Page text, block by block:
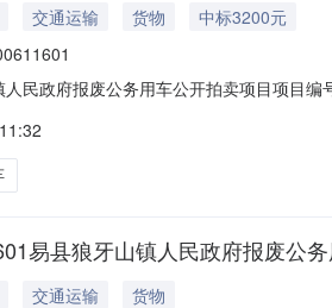
交通运输 货物
中标3200元
人民政府报废公务用车公开拍卖项目项目
易县狼牙山镇人民政府报废公
交通运输
货物